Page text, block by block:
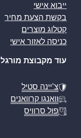
ייבוא אישי
בקשת הצעת מחיר
קטלוג מוצרים
כניסה לאזור אישי
עוד מקבוצת מורגל
צ’יינה סטיל
וואנגו קרוואנים
פול סרוויס